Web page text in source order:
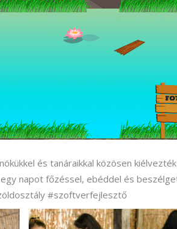
és tanáraikkal közösen
napot főzéssel, ebéddel és
#szoftverfejlesztő